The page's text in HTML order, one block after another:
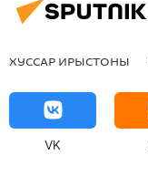
ХУССАР ИРЫСТОНЫ
VK